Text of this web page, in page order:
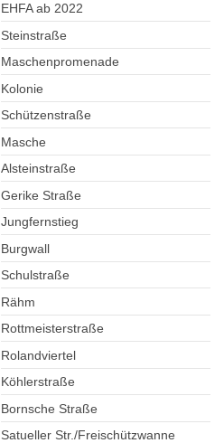
EHFA ab 2022
Steinstraße
Maschenpromenade
Kolonie
Schützenstraße
Masche
Alsteinstraße
Gerike Straße
Jungfernstieg
Burgwall
Schulstraße
Rähm
Rottmeisterstraße
Rolandviertel
Köhlerstraße
Bornsche Straße
Satueller Str./Freischützwanne